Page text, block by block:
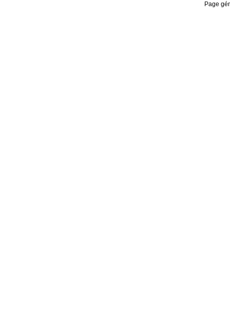
Page